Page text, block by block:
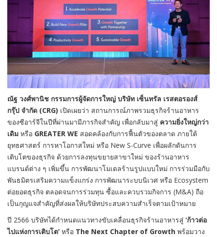
ณัฐ วงศ์พานิช กรรมการผู้จัดการใหญ่ บริษัท เซ็นทรัล เรสตอรองส์
กรุ๊ป จำกัด (CRG) เปิดเผยว่า สถานการณ์ภาพรวมธุรกิจร้านอาหาร
ของซีอาร์จีในปีที่ผ่านมามีภารกิจสำคัญ เพื่อกลับมาสู่ ความยิ่งใหญ่กว่า
เดิม หรือ GREATER WE สอดคล้องกับการฟื้นตัวของตลาด ภายใต้
ยุทธศาสตร์ การหาโอกาสใหม่ หรือ New S-Curve เพื่อผลักดันการ
เติบโตของธุรกิจ ด้วยการลงทุนขยายสาขาใหม่ ของร้านอาหาร
แบรนด์ต่าง ๆ เพิ่มขึ้น การพัฒนาโมเดลร้านรูปแบบใหม่ การร่วมมือกับ
พันธมิตรเสริมความแข็งแกร่ง การพัฒนาระบบนิเวศ หรือ Ecosystem
ต่อยอดธุรกิจ ตลอดจนการร่วมทุน ซื้อและควบรวมกิจการ (M&A) ถือ
เป็นกุญแจสำคัญที่ส่งผลให้บริษัทประสบความสำเร็จตามเป้าหมาย
ปี 2566 บริษัทได้กำหนดแนวทางขับเคลื่อนธุรกิจร้านอาหารสู่ ‘ก้าวต่อ
ไปแห่งการเติบโต’ หรือ The Next Chapter of Growth พร้อมวาง